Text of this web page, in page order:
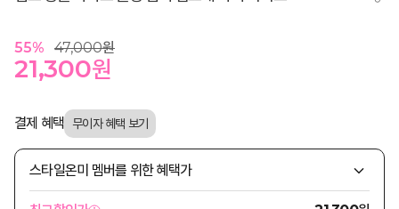
55% 47,000원
21,300원
결제 혜택
스타일온미 멤버를 위한 혜택가